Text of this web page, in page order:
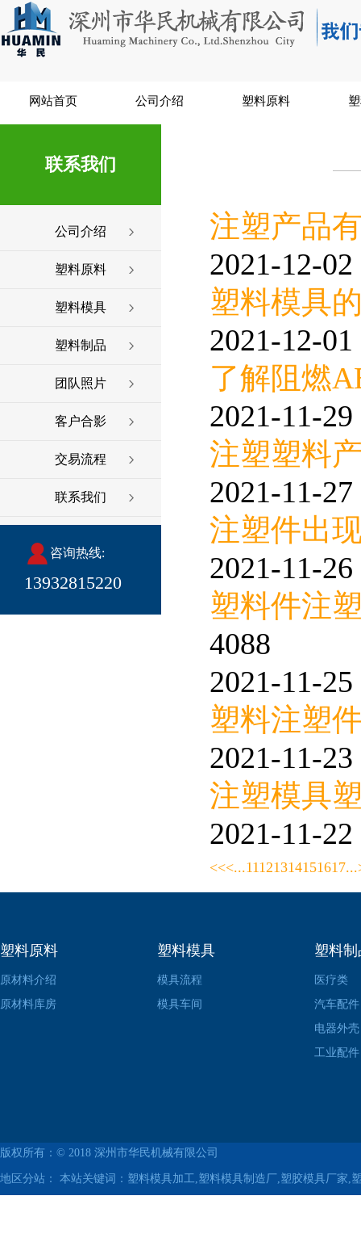
网站首页 公司介绍 塑料原料
联系我们
公司介绍
塑料原料
塑料模具
塑料制品
团队照片
客户合影
交易流程
联系我们
咨询热线:
13932815220
注塑产品
2021-12-
塑料模具
2021-12-
了解阻燃
2021-11-
注塑塑料
2021-11-
注塑件出
2021-11-
塑料件注
4088
2021-11-
塑料注塑
2021-11-
注塑模具
2021-11-
<<<...11121314151617...
塑料原料
原材料介绍
原材料库房
塑料模具
模具流程
模具车间
塑料制
医疗类
汽车配件
电器外壳
工业配件
版权所有：© 2018 深州市华民机械有限公司
地区分站： 本站关键词：塑料模具加工,塑料模具制造厂,塑胶模具厂家,